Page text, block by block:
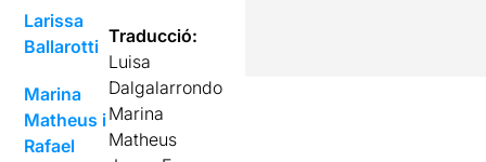
Larissa
Ballarotti
Marina
Matheus i
Rafael
Traducció:
Luisa
Dalgalarrondo
Marina
Matheus